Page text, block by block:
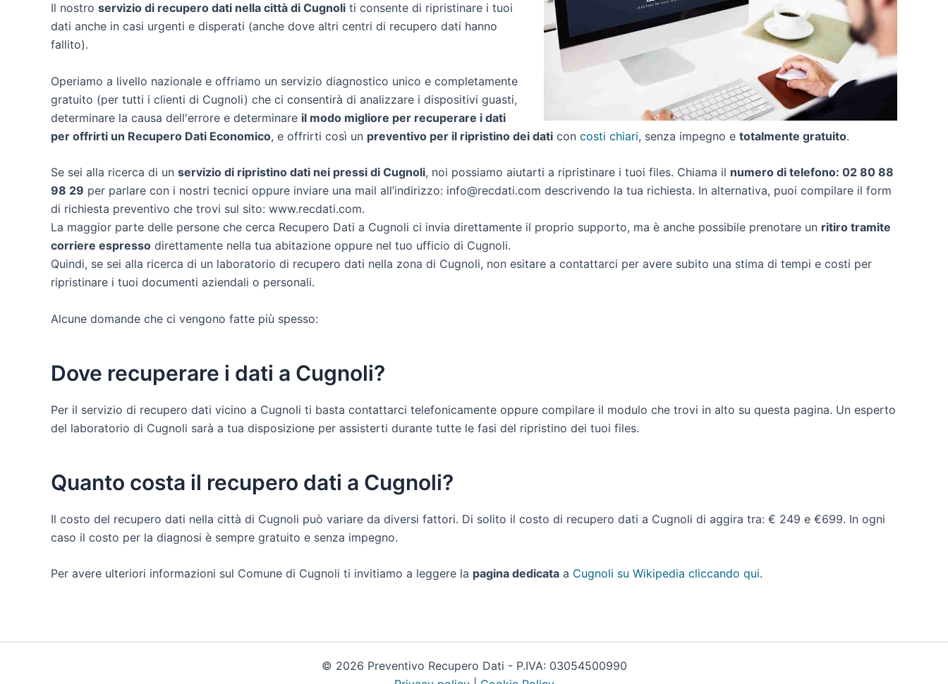
Il nostro servizio di recupero dati nella città di Cugnoli ti consente di ripristinare i tuoi
dati anche in casi urgenti e disperati (anche dove altri centri di recupero dati hanno
fallito).
Operiamo a livello nazionale e offriamo un servizio diagnostico unico e completamente
gratuito (per tutti i clienti di Cugnoli) che ci consentirà di analizzare i dispositivi guasti,
determinare la causa dell'errore e determinare il modo migliore per recuperare i dati
per offrirti un Recupero Dati Economico, e offrirti così un preventivo per il ripristino dei dati con costi chiari, senza impegno e totalmente gratuito.
Se sei alla ricerca di un servizio di ripristino dati nei pressi di Cugnoli, noi possiamo aiutarti a ripristinare i tuoi files. Chiama il numero di telefono: 02 80 88
98 29 per parlare con i nostri tecnici oppure inviare una mail all’indirizzo: info@recdati.com descrivendo la tua richiesta. In alternativa, puoi compilare il form
di richiesta preventivo che trovi sul sito: www.recdati.com.
La maggior parte delle persone che cerca Recupero Dati a Cugnoli ci invia direttamente il proprio supporto, ma è anche possibile prenotare un ritiro tramite
corriere espresso direttamente nella tua abitazione oppure nel tuo ufficio di Cugnoli.
Quindi, se sei alla ricerca di un laboratorio di recupero dati nella zona di Cugnoli, non esitare a contattarci per avere subito una stima di tempi e costi per
ripristinare i tuoi documenti aziendali o personali.
Alcune domande che ci vengono fatte più spesso:
Dove recuperare i dati a Cugnoli?
Per il servizio di recupero dati vicino a Cugnoli ti basta contattarci telefonicamente oppure compilare il modulo che trovi in alto su questa pagina. Un esperto
del laboratorio di Cugnoli sarà a tua disposizione per assisterti durante tutte le fasi del ripristino dei tuoi files.
Quanto costa il recupero dati a Cugnoli?
Il costo del recupero dati nella città di Cugnoli può variare da diversi fattori. Di solito il costo di recupero dati a Cugnoli di aggira tra: € 249 e €699. In ogni
caso il costo per la diagnosi è sempre gratuito e senza impegno.
Per avere ulteriori informazioni sul Comune di Cugnoli ti invitiamo a leggere la pagina dedicata a Cugnoli su Wikipedia cliccando qui.
© 2026 Preventivo Recupero Dati - P.IVA: 03054500990